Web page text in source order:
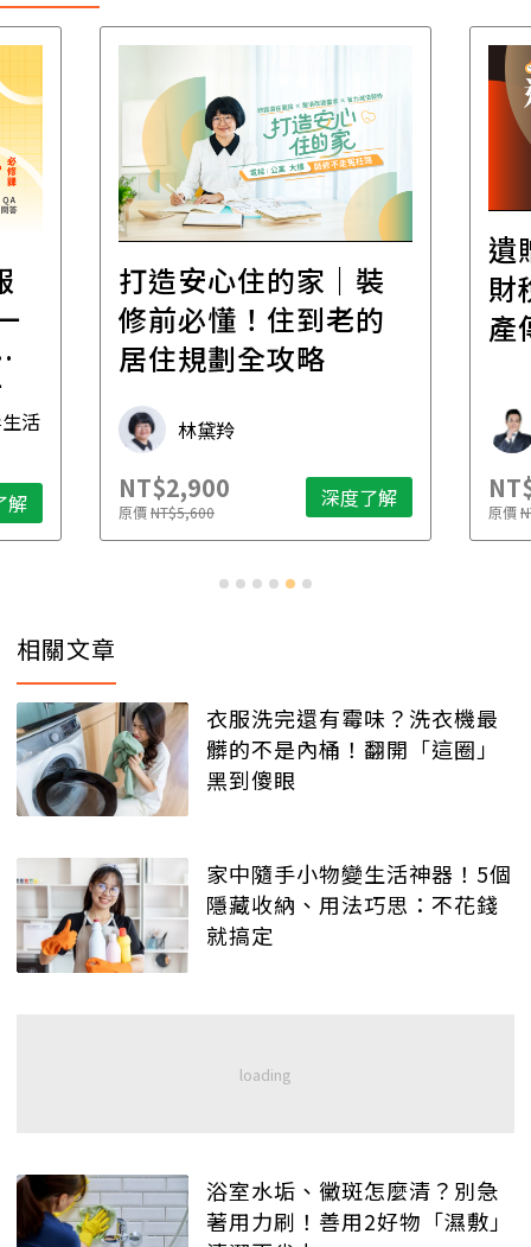
活
解
打造安心住的家｜裝
修前必懂！住到老的
居住規劃全攻略
林黛羚
NT$2,900
原價NT$5,600 深度了解
遺
財
產
原價
相關文章
衣服洗完還有霉味？洗衣機最
髒的不是內桶！翻開「這圈」
黑到傻眼
家中隨手小物變生活神器！5個
隱藏收納、用法巧思：不花錢
就搞定
浴室水垢、黴斑怎麼清？別急
著用力刷！善用2好物「濕敷」